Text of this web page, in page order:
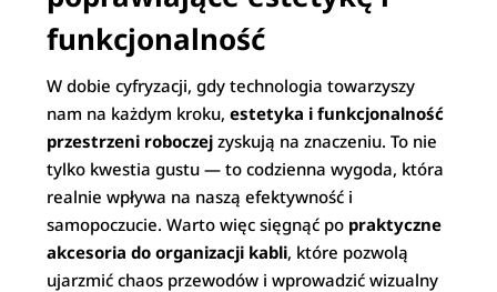
funkcjonalność
W dobie cyfryzacji, gdy technologia towarzyszy
nam na każdym kroku,estetyka i funkcjonalność
przestrzeni roboczej zyskują na znaczeniu. To nie
tylko kwestia gustu — to codzienna wygoda, która
realnie wpływa na naszą efektywność i
samopoczucie. Warto więc sięgnąć po praktyczne
akcesoria do organizacji kabli, które pozwolą
ujarzmić chaos przewodów i wprowadzić wizualny